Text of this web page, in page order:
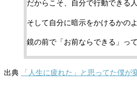
だからこそ、自分で行動できる
そして自分に暗示をかけるかの
鏡の前で「お前ならできる」っ
出典 「人生に疲れた」と思ってた僕